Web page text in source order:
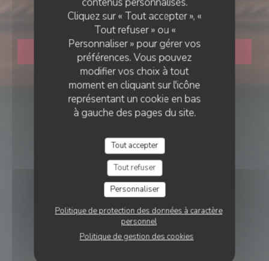
Cliquez sur « Tout accepter », «
Tout refuser » ou «
Personnaliser » pour gérer vos
préférences. Vous pouvez
modifier vos choix à tout
moment en cliquant sur l'icône
représentant un cookie en bas
à gauche des pages du site.
Tout accepter
Tout refuser
Personnaliser
Politique de protection des données à caractère
personnel
Politique de gestion des cookies
Le Paris 16
RÉSERVER